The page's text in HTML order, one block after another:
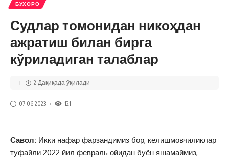
БУХОРО
Судлар томонидан никоҳдан
ажратиш билан бирга
кўриладиган талаблар
07.06.2023 121
2 Дақиқада ўқилади
Савол: Икки нафар фарзандимиз бор, келишмовчиликлар
туфайли 2022 йил февраль ойидан буён яшамаймиз,